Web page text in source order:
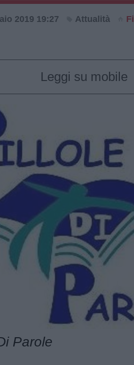
2019 19:27 Attualità
Leggi su mobile
Parole